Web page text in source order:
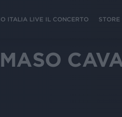
ITALIA LIVE IL CONCERTO STORE